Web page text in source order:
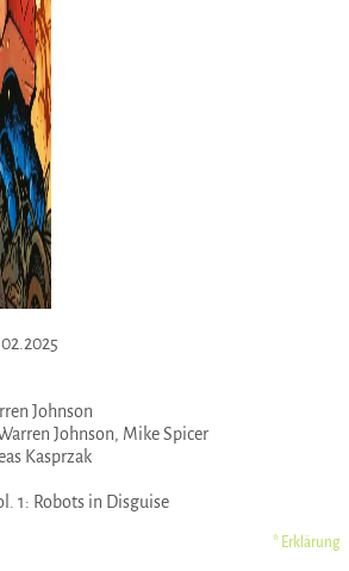
Johnson
Johnson, Mike Spicer
Kasprzak
1: Robots in Disguise
* Erklärung